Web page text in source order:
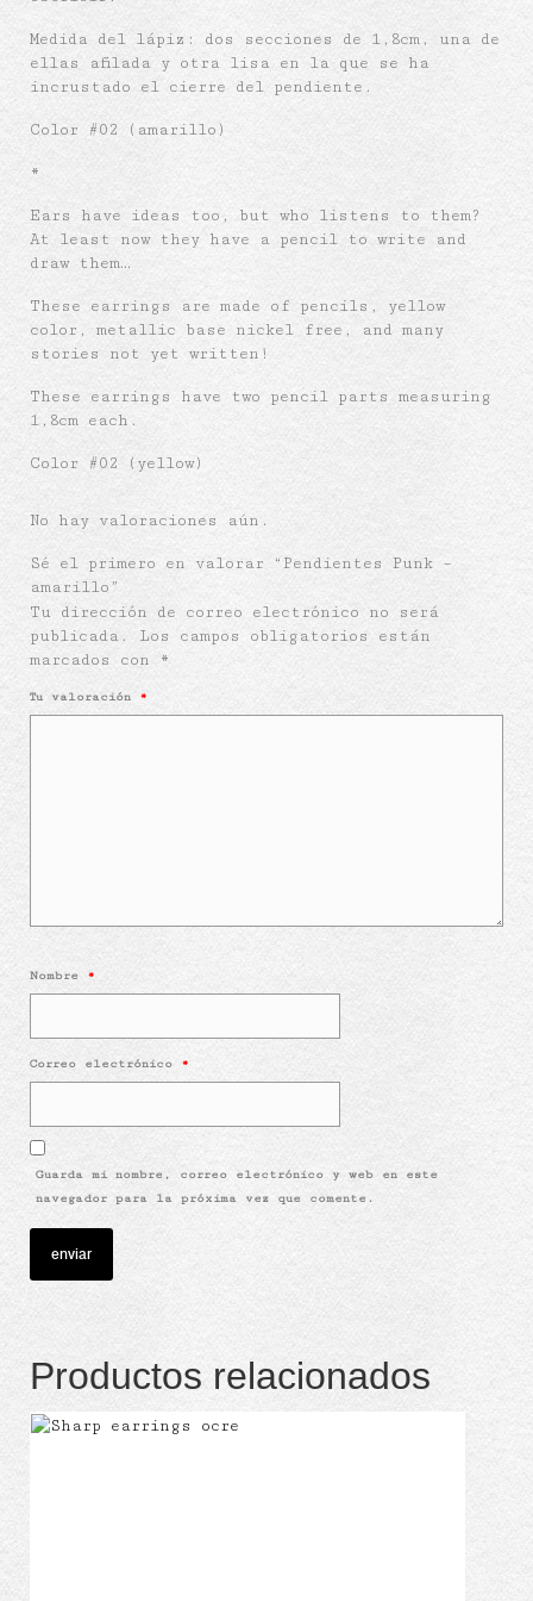
Medida del lápiz: dos secciones de 1,8cm, una de
ellas afilada y otra lisa en la que se ha
incrustado el cierre del pendiente.
Color #02 (amarillo)
*
Ears have ideas too, but who listens to them?
At least now they have a pencil to write and
draw them…
These earrings are made of pencils, yellow
color, metallic base nickel free, and many
stories not yet written!
These earrings have two pencil parts measuring
1,8cm each.
Color #02 (yellow)
No hay valoraciones aún.
Sé el primero en valorar “Pendientes Punk –
amarillo”
Tu dirección de correo electrónico no será
publicada.
Los campos obligatorios están
marcados con
*
Tu valoración *
Nombre *
Correo electrónico *
Guarda mi nombre, correo electrónico y web en este
navegador para la próxima vez que comente.
Productos relacionados